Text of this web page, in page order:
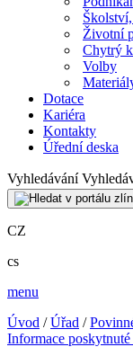
Životní
Chytrý
Volby
Dotace
Kariéra
Kontakty
Úřední deska
Vyhledávání
CZ
cs
menu
Úvod /Úřad /
Informace